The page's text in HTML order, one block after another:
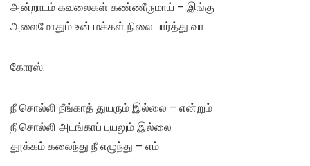
அன்றாடம் கவலைகள் கண்ணீருமாய் – இங்கு
அலைமோதும் உன் மக்கள் நிலை பார்த்து வா
கோரஸ்:
நீ சொல்லி நீங்காத் துயரும் இல்லை – என்றும்
நீ சொல்லி அடங்காப் புயலும் இல்லை
தூக்கம் கலைந்து நீ எழுந்து – எம்